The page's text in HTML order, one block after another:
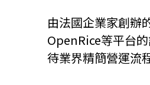
香港家族辦公室
由法國企業家創辦
OpenRice等平台
待業界精簡營運流